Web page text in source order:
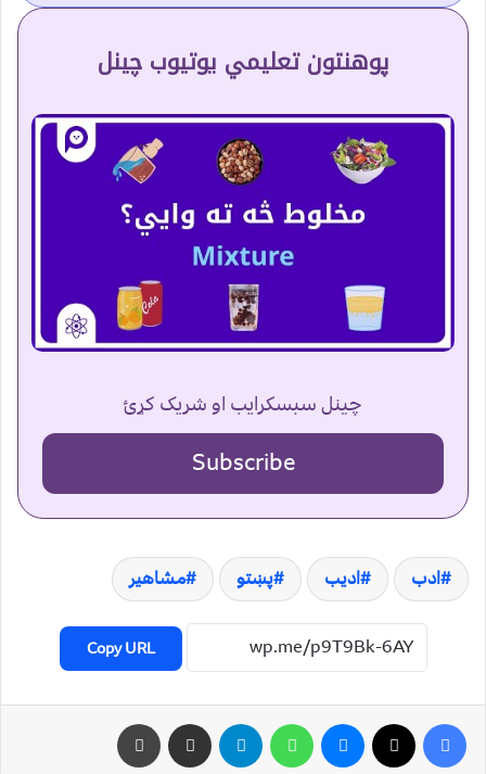
پوهنتون تعلیمي یوتیوب چینل
چینل سبسکرایب او شریک کړئ
Subscribe
ادب ادیب پښتو مشاهیر
Copy URL